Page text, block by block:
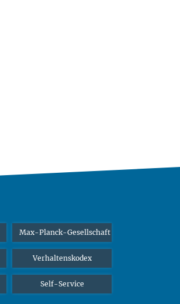
Max-Planck-Gesellschaft
Verhaltenskodex
Self-Service